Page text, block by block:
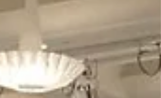
立派な災害対策本部会議室！ 危機管理室 災害対
どんな形の災害対策本部になるのか？気になりま
した。 フロアが吹田市の航空写真になっていまし
た。 戻ってきて「はや」さんで昼食！もちろん自
費です。 関西エアポートオペレーションサービス
株式会社 関西エアポートにおける危機管理体制に
ついて 関西国際空港 空港消防本部！厳重なチェ